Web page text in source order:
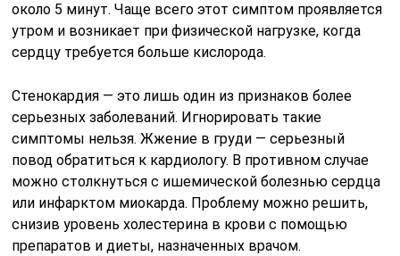
около 5 минут. Чаще всего этот симптом проявляется
утром и возникает при физической нагрузке, когда
сердцу требуется больше кислорода.
Стенокардия — это лишь один из признаков более
серьезных заболеваний. Игнорировать такие
симптомы нельзя. Жжение в груди — серьезный
повод обратиться к кардиологу. В противном случае
можно столкнуться с ишемической болезнью сердца
или инфарктом миокарда. Проблему можно решить,
снизив уровень холестерина в крови с помощью
препаратов и диеты, назначенных врачом.